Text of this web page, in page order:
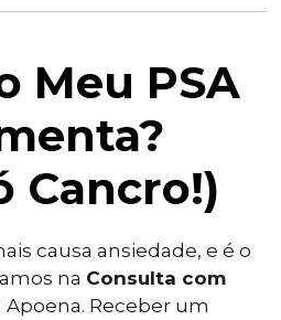
Meu PSA
Cancro!)
causa ansiedade, e é o
na Consulta com
Apoena. Receber um